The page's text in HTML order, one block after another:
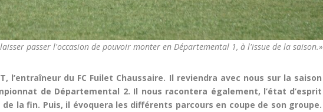
passer l'occasion de pouvoir monter en Départemental 1, à l'issue de la saison.»
l’entraîneur du FC Fuilet Chaussaire. Il reviendra avec nous sur la saison
de Départemental 2. Il nous racontera également, l’état d’esprit
la fin. Puis, il évoquera les différents parcours en coupe de son groupe.